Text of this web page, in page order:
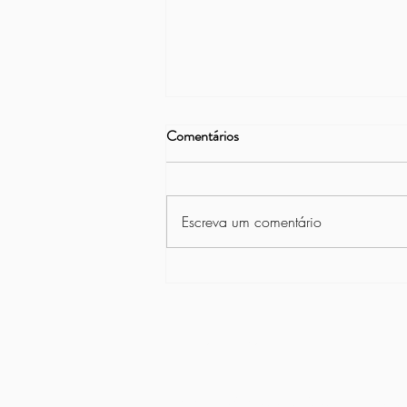
Comentários
Escreva um comentário